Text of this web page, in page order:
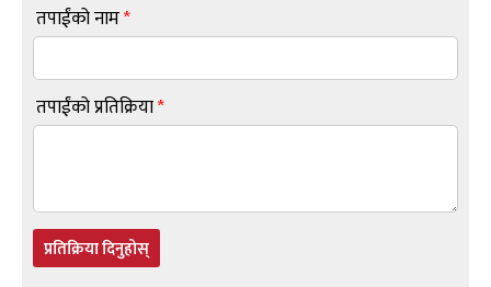
तपाईंको नाम*
तपाईंको प्रतिक्रिया*
प्रतिक्रिया दिनुहोस्